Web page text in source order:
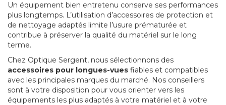
Un équipement bien entretenu conserve ses performances
plus longtemps. L’utilisation d’accessoires de protection et
de nettoyage adaptés limite l’usure prématurée et
contribue à préserver la qualité du matériel sur le long
terme.
Chez Optique Sergent, nous sélectionnons des
accessoires pour longues-vues fiables et compatibles
avec les principales marques du marché. Nos conseillers
sont à votre disposition pour vous orienter vers les
équipements les plus adaptés à votre matériel et à votre